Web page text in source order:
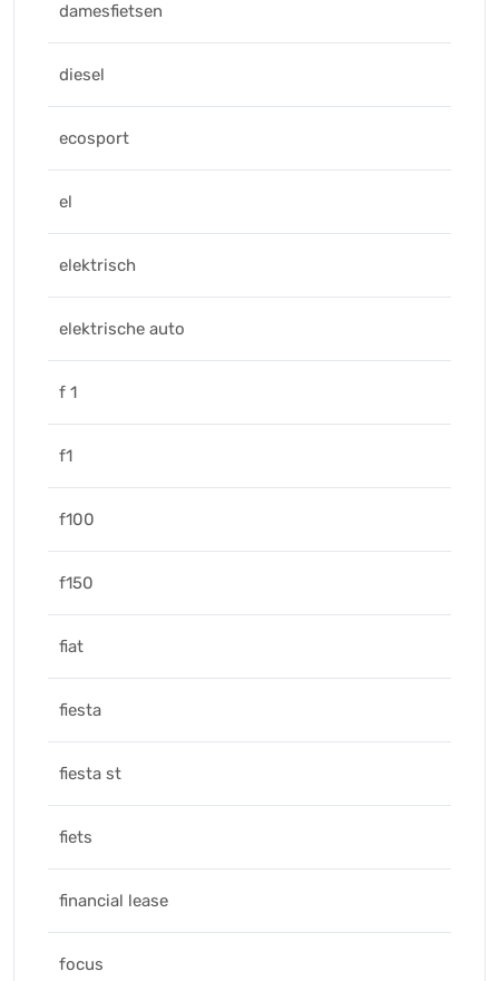
damesfietsen
diesel
ecosport
el
elektrisch
elektrische auto
f 1
f1
f100
f150
fiat
fiesta
fiesta st
fiets
financial lease
focus